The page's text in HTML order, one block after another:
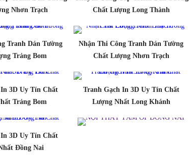
Nhơn Trạch
Chất Lượng Long Thành
Tranh Dán Tường
Trảng Bom
Nhận Thi Công Tranh Dán Tường
Chất Lượng Nhơn Trạch
3D Uy Tín Chất
Trảng Bom
Tranh Gạch In 3D Uy Tín Chất
Lượng Nhất Long Khánh
3D Uy Tín Chất
Đồng Nai